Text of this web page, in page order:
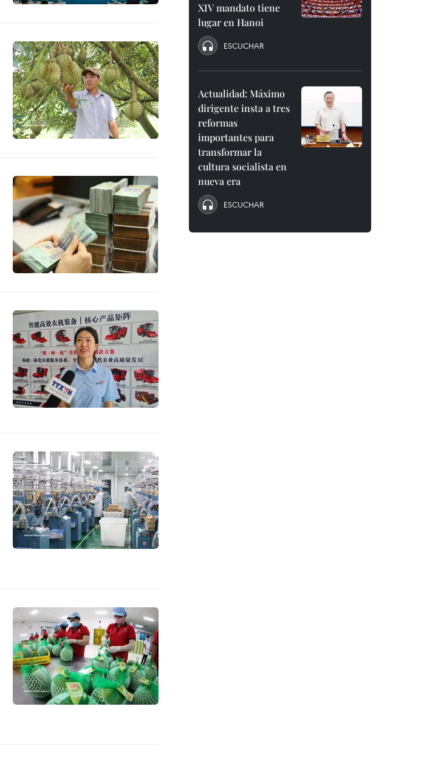
XIV mandato tiene
lugar en Hanoi
ESCUCHAR
Actualidad: Máximo
dirigente insta a tres
reformas
importantes para
transformar la
cultura socialista en
nueva era
ESCUCHAR